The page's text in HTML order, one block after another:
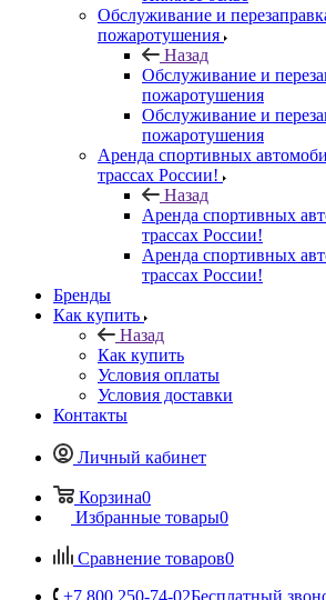
Обслуживание и
пожаротушения
Назад
Обслуживание и
пожаротушения
Обслуживание и
пожаротушения
Аренда спортивных
трассах России!
Назад
Аренда спортивных
трассах России!
Аренда спортивных
трассах России!
Бренды
Как купить
Назад
Как купить
Условия оплаты
Условия доставки
Контакты
Личный кабинет
Корзина0
Избранные товары0
Сравнение товаров0
+7 800 250-74-02Бесплатный